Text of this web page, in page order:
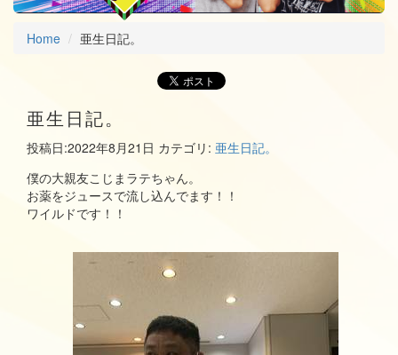
Home 亜生日記。
亜生日記。
投稿日:2022年8月21日 カテゴリ: 亜生日記。
僕の大親友こじまラテちゃん。
お薬をジュースで流し込んでます！！
ワイルドです！！